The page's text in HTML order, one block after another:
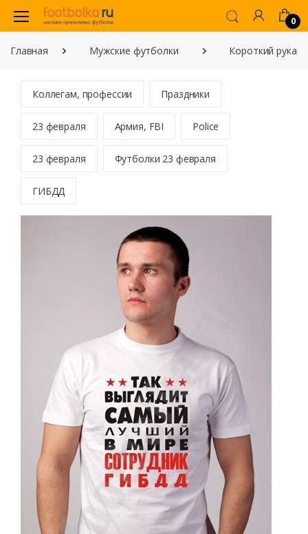
0
Главная Мужские футболки Короткий рукав
Коллегам, профессии Праздники
23 февраля Армия, FBI Police
23 февраля Футболки 23 февраля
ГИБДД